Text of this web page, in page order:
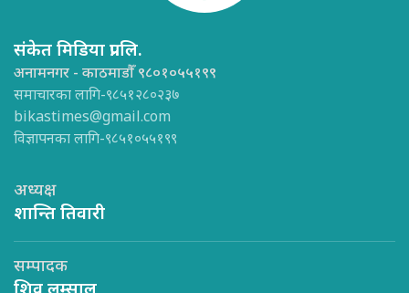
संकेत मिडिया प्रा.लि.
अनामनगर - काठमाडौँ ९८०१०५५१९९
समाचारका लागि-९८५१२८०२३७
bikastimes@gmail.com
विज्ञापनका लागि-९८५१०५५१९९
अध्यक्ष
शान्ति तिवारी
सम्पादक